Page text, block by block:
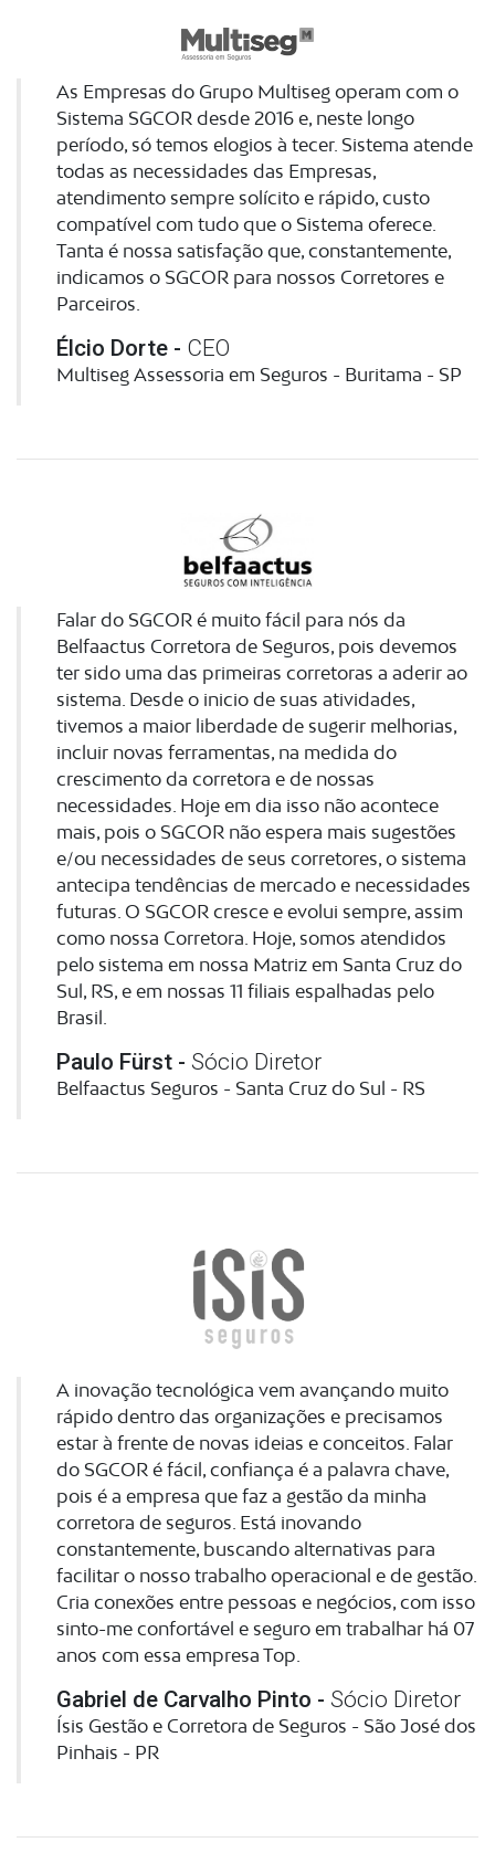
As Empresas do Grupo Multiseg operam com o
Sistema SGCOR desde 2016 e, neste longo
período, só temos elogios à tecer. Sistema atende
todas as necessidades das Empresas,
atendimento sempre solícito e rápido, custo
compatível com tudo que o Sistema oferece.
Tanta é nossa satisfação que, constantemente,
indicamos o SGCOR para nossos Corretores e
Parceiros.
Élcio Dorte - CEO
Multiseg Assessoria em Seguros - Buritama - SP
Falar do SGCOR é muito fácil para nós da
Belfaactus Corretora de Seguros, pois devemos
ter sido uma das primeiras corretoras a aderir ao
sistema. Desde o inicio de suas atividades,
tivemos a maior liberdade de sugerir melhorias,
incluir novas ferramentas, na medida do
crescimento da corretora e de nossas
necessidades. Hoje em dia isso não acontece
mais, pois o SGCOR não espera mais sugestões
e/ou necessidades de seus corretores, o sistema
antecipa tendências de mercado e necessidades
futuras. O SGCOR cresce e evolui sempre, assim
como nossa Corretora. Hoje, somos atendidos
pelo sistema em nossa Matriz em Santa Cruz do
Sul, RS, e em nossas 11 filiais espalhadas pelo
Brasil.
Paulo Fürst - Sócio Diretor
Belfaactus Seguros - Santa Cruz do Sul - RS
A inovação tecnológica vem avançando muito
rápido dentro das organizações e precisamos
estar à frente de novas ideias e conceitos. Falar
do SGCOR é fácil, confiança é a palavra chave,
pois é a empresa que faz a gestão da minha
corretora de seguros. Está inovando
constantemente, buscando alternativas para
facilitar o nosso trabalho operacional e de gestão.
Cria conexões entre pessoas e negócios, com isso
sinto-me confortável e seguro em trabalhar há 07
anos com essa empresa Top.
Gabriel de Carvalho Pinto - Sócio Diretor
Ísis Gestão e Corretora de Seguros - São José dos
Pinhais - PR